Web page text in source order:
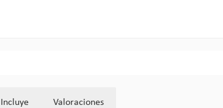
Incluye Valoraciones